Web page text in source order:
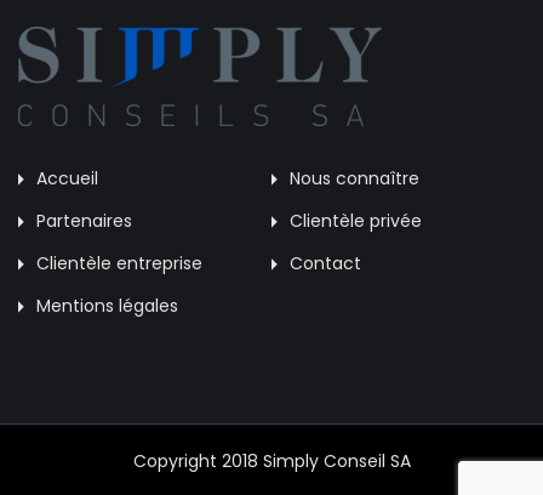
Accueil
Nous connaître
Partenaires
Clientèle privée
Clientèle entreprise
Contact
Mentions légales
Copyright 2018 Simply Conseil SA